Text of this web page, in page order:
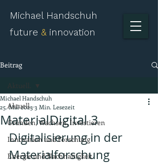
Michael Handschuh
future & innovation
Beitrag
Aktuell.
Gründen, Wachsen, Investieren
Innovation und Forschung
Energie und Nachhaltigkeit
Aktuell.
MaterialDigital 3
Michael Handschuh
25. Mai 2023 3 Min. Lesezeit
Digitalisierung in der
Materialforschung